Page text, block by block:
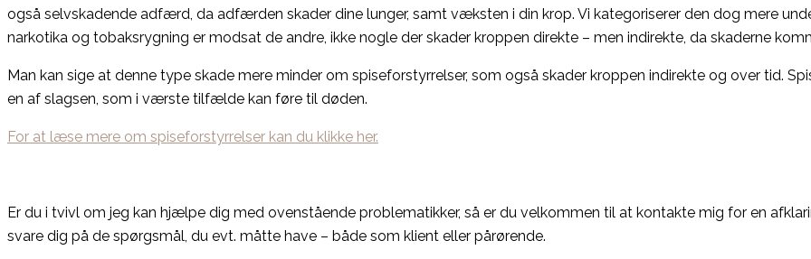
også selvskadende adfærd, da adfærden skader dine lunger, samt væksten i din krop. Vi kategoriserer den dog mere
narkotika og tobaksrygning er modsat de andre, ikke nogle der skader kroppen direkte – men indirekte, da skaderne
Man kan sige at denne type skade mere minder om spiseforstyrrelser, som også skader kroppen indirekte og over tid.
en af slagsen, som i værste tilfælde kan føre til døden.
For at læse mere om spiseforstyrrelser kan du klikke her.
Er du i tvivl om jeg kan hjælpe dig med ovenstående problematikker, så er du velkommen til at kontakte mig for en
svare dig på de spørgsmål, du evt. måtte have – både som klient eller pårørende.